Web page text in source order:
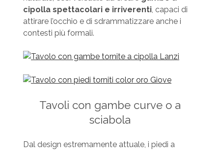
cipolla spettacolari e irriverenti, capaci di
attirare l’occhio e di sdrammatizzare anche i
contesti più formali.
Tavoli con gambe curve o a
sciabola
Dal design estremamente attuale, i piedi a